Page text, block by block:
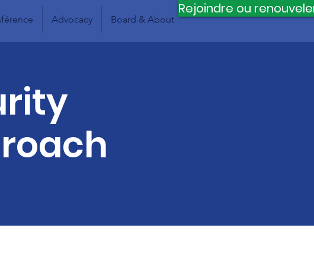
Rejoindre ou
Advocacy Board & About